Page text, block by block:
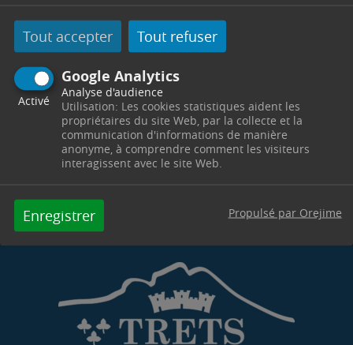
Tout accepter Tout refuser
Google Analytics
Activé
Analyse d'audience
Utilisation: Les cookies statistiques aident les
propriétaires du site Web, par la collecte et la
communication d'informations de manière
anonyme, à comprendre comment les visiteurs
interagissent avec le site Web.
Enregistrer Propulsé par Orejime
Horaires : Du lundi au jeudi de 8h00 à 12h00 et de
13h30 à 17h30 - le vendredi de 8h00 à 12h00 -
servicestechniques@trets.fr
Contacter par mail
Contacter